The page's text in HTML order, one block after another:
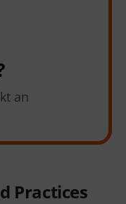
an
Practices